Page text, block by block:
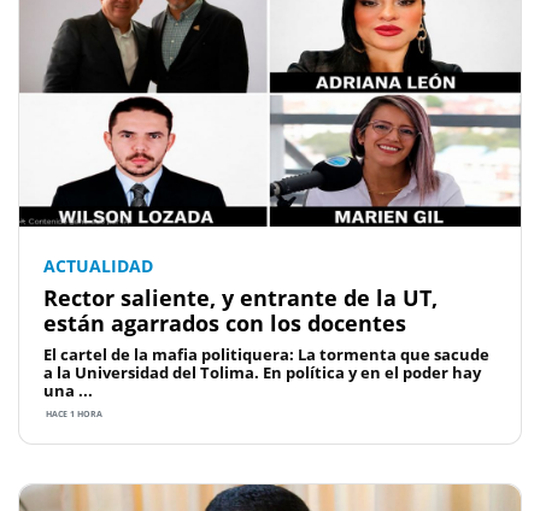
ACTUALIDAD
Rector saliente, y entrante de la UT,
están agarrados con los docentes
El cartel de la mafia politiquera: La tormenta que sacude
a la Universidad del Tolima. En política y en el poder hay
una ...
HACE 1 HORA